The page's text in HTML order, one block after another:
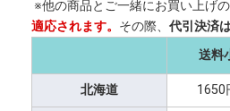
※他の商品とご一緒にお買い上げ
適応されます。 その際、 代引決済
送料
北海道 1650